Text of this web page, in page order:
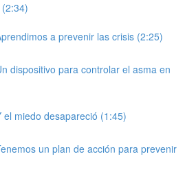
a prevenir las crisis (2:25)
dispositivo para controlar el asma en
el miedo desapareció (1:45)
un plan de acción para prevenir